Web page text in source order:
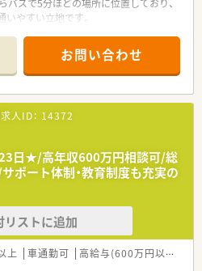
スで5分ほどの場所に位置しており、
やすい立地です。
います。
務スタッフが2名在籍しており、チー
組める人員体制です。
しており、医療モール開発のパイオニ
の実績を誇ります。
定の影響を受けにくい安定した経営
勤務ができる企業です。
水準を維持しており、従業員が働きや
力しています。
重視し、安定した経営基盤のある大手
たい方にお勧めです。
お問い合わせ
人ID： 14372
日★/高年収600万円相談可/総
ポート体制・教育制度も充実の
リストに追加
上 車通勤可 高給与(600万円以上)